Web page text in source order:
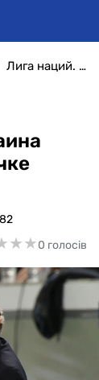
Лига наций. Сборная Украина помогла Италии на ленточке обыграть поляков?
★★
★★0 голосів